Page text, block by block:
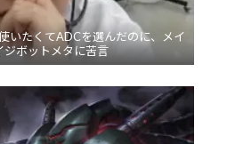
いたくてADCを選んだのに、メイ
ボットメタに苦言